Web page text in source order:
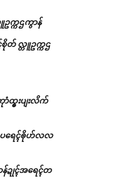
က္ကဌကွာန်
တ် လ္တူဥက္ကဌ
ထ္ၜးပျးလိက်
ပရေၚ်ၜိုဟ်လလ
ဍုၚ်အရေၚ်တ